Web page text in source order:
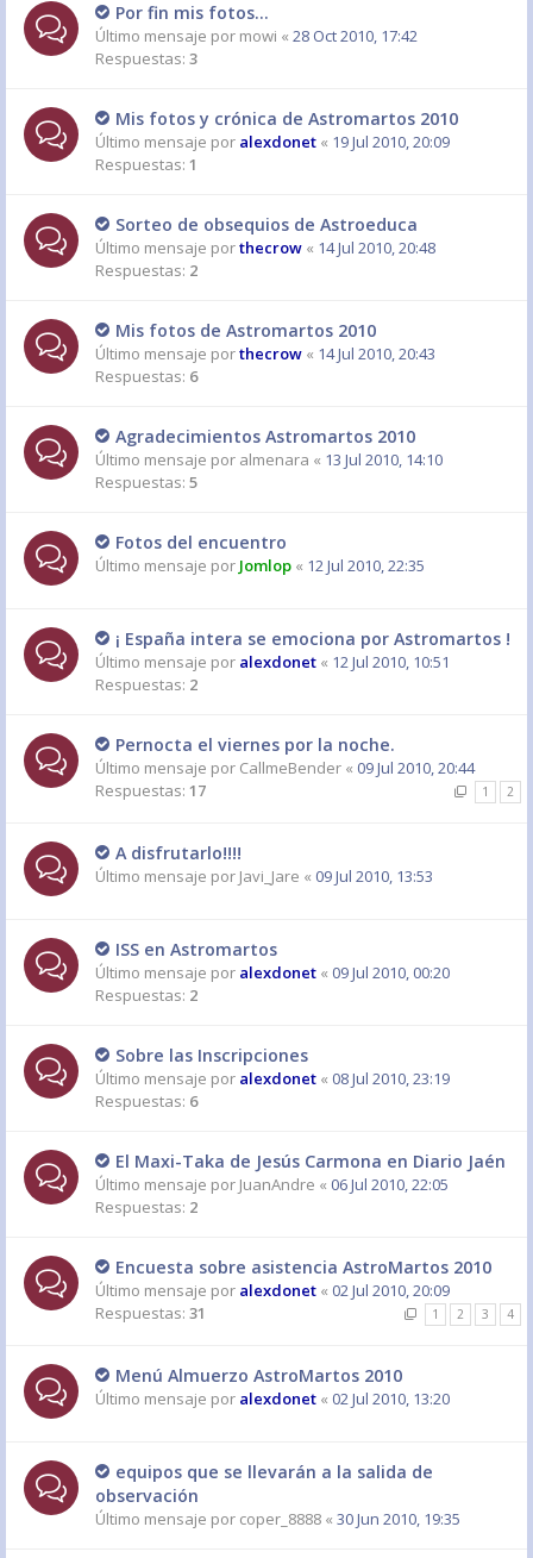
Por fin mis fotos...
Último mensaje por mowi « 28 Oct 2010, 17:42
Respuestas: 3
Mis fotos y crónica de Astromartos 2010
Último mensaje por alexdonet « 19 Jul 2010, 20:09
Respuestas: 1
Sorteo de obsequios de Astroeduca
Último mensaje porthecrow « 14 Jul 2010, 20:48
Respuestas: 2
Mis fotos de Astromartos 2010
Último mensaje porthecrow « 14 Jul 2010, 20:43
Respuestas: 6
Agradecimientos Astromartos 2010
Último mensaje por almenara « 13 Jul 2010, 14:10
Respuestas: 5
Fotos del encuentro
Último mensaje por Jomlop « 12 Jul 2010, 22:35
¡ España intera se emociona por Astromartos !
Último mensaje por alexdonet « 12 Jul 2010, 10:51
Respuestas: 2
Pernocta el viernes por la noche.
Último mensaje por CallmeBender « 09 Jul 2010, 20:44
Respuestas: 17 1 2
A disfrutarlo!!!!
Último mensaje por Javi_Jare « 09 Jul 2010, 13:53
ISS en Astromartos
Último mensaje por alexdonet « 09 Jul 2010, 00:20
Respuestas: 2
Sobre las Inscripciones
Último mensaje por alexdonet « 08 Jul 2010, 23:19
Respuestas: 6
El Maxi-Taka de Jesús Carmona en Diario Jaén
Último mensaje por JuanAndre « 06 Jul 2010, 22:05
Respuestas: 2
Encuesta sobre asistencia AstroMartos 2010
Último mensaje por alexdonet « 02 Jul 2010, 20:09
Respuestas: 31 1 2 3 4
Menú Almuerzo AstroMartos 2010
Último mensaje por alexdonet « 02 Jul 2010, 13:20
equipos que se llevarán a la salida de
observación
Último mensaje por coper_8888 « 30 Jun 2010, 19:35